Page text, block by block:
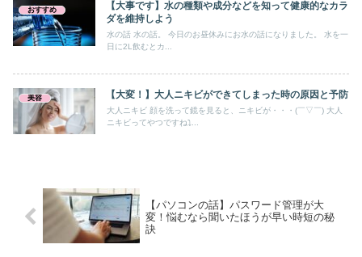
おすすめ
【大事です】水の種類や成分などを知って健康的なカラ
ダを維持しよう
水の話 水の話。 今日のお昼休みにお水の話になりました。 水を一
日に2L飲むとカ...
美容 【大変！】大人ニキビができてしまった時の原因と予防
大人ニキビ 顔を洗って鏡を見ると、ニキビが・・・(￣▽￣) 大人
ニキビってやつですね⤵...
【パソコンの話】パスワード管理が大
変！悩むなら聞いたほうが早い時短の秘
訣